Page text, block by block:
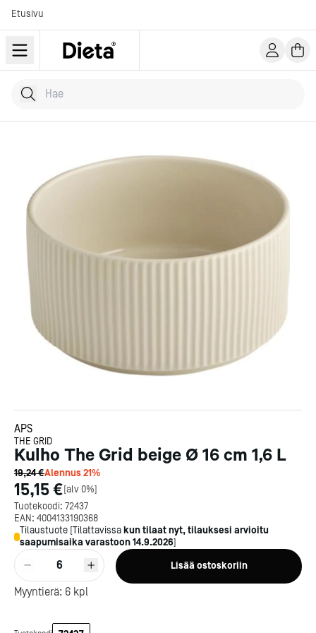
Etusivu
Hae tuotteita
Kirjoita hakusana...
APS
THE GRID
Kulho The Grid beige Ø 16 cm 1,6 L
19,24 €Alennus21%
15,15 €[alv 0%]
Tuotekoodi: 72437
EAN: 4004133190368
Tilaustuote [Tilattavissa kun tilaat nyt, tilauksesi arvioitu
saapumisaika varastoon14.9.2026]
6 Lisää ostoskoriin
Myyntierä: 6 kpl
Kotipizza on vuonna 1987
perustettu yritys, jolla on yli
300 ravintolaa eri puolella
Suomea. Dieta on tehnyt
yhteistyötä, ja olemme